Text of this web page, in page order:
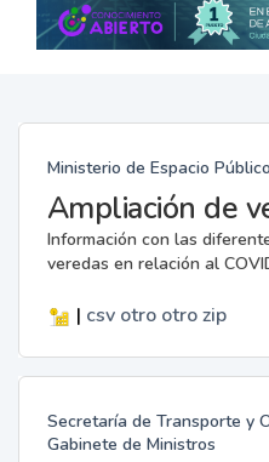
Ministerio de Espacio
Ampliación de
Información con las
veredas en relación al
| csv otro otro zip
Secretaría de Transporte y
Gabinete de Ministros